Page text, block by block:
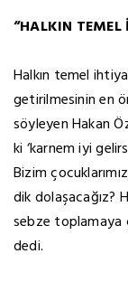
“HALKIN
Halkın temel
getirilmesinin en
söyleyen Hakan
ki ‘karnem iyi
Bizim
dik dolaşacağız?
sebze toplamaya
dedi.